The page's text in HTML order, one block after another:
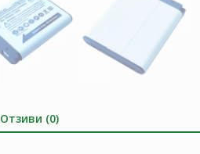
Отзиви (0)